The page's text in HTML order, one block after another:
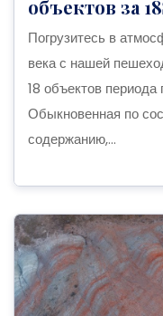
объектов за
Погрузитесь в
века с нашей
18 объектов периода
Обыкновенная по
содержанию,...